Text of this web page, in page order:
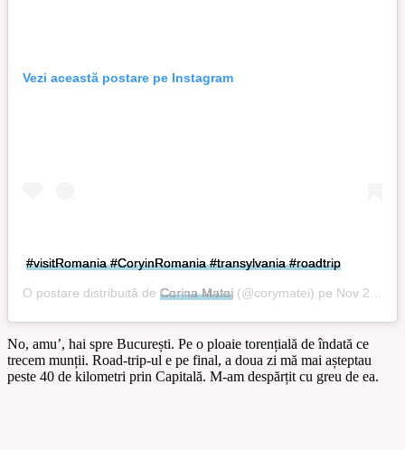
Vezi această postare pe Instagram
#visitRomania #CoryinRomania #transylvania #roadtrip
O postare distribuită de Corina Matei (@corymatei) pe Nov 24, 2019 la 12:18 PST
No, amu’, hai spre București. Pe o ploaie torențială de îndată ce
trecem munții. Road-trip-ul e pe final, a doua zi mă mai așteptau
peste 40 de kilometri prin Capitală. M-am despărțit cu greu de ea.